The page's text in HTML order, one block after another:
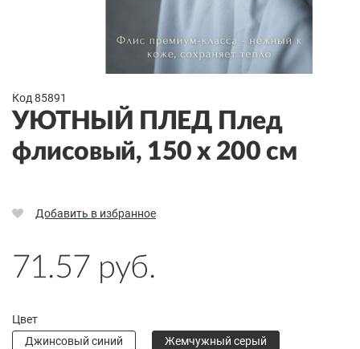
Код 85891
УЮТНЫЙ ПЛЕД Плед
флисовый, 150 x 200 см
Добавить в избранное
71.57 руб.
Цвет
Джинсовый синий
Жемчужный серый